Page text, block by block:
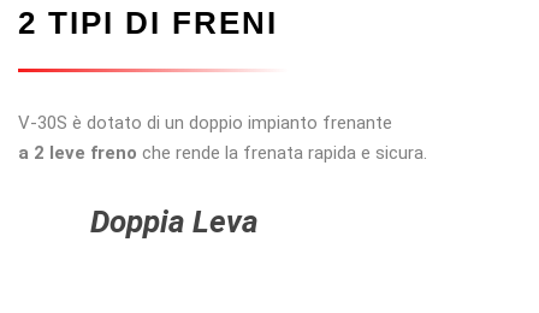
2 TIPI DI FRENI
V-30S è dotato di un doppio impianto frenante
a 2 leve freno che rende la frenata rapida e sicura.
Doppia Leva